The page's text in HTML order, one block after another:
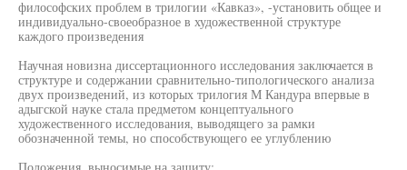
философских проблем в трилогии «Кавказ», -установить общее и
индивидуально-своеобразное в художественной структуре
каждого произведения
Научная новизна диссертационного исследования заключается в
структуре и содержании сравнительно-типологического анализа
двух произведений, из которых трилогия М Кандура впервые в
адыгской науке стала предметом концептуального
художественного исследования, выводящего за рамки
обозначенной темы, но способствующего ее углублению